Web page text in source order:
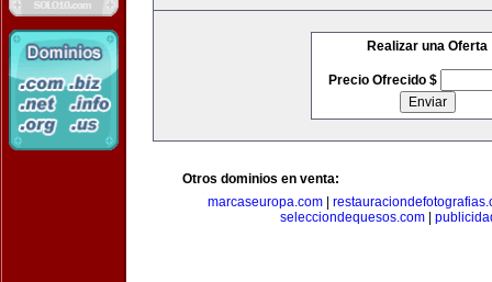
Realizar una Oferta
Precio Ofrecido $
Otros dominios en venta:
marcaseuropa.com|
selecciondequesos.com|